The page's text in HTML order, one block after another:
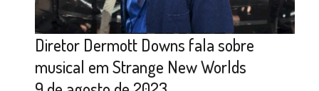
Diretor Dermott Downs fala sobre
musical em Strange New Worlds